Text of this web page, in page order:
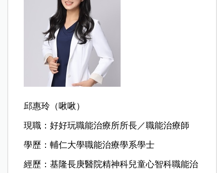
邱惠玲（啾啾）
現職：好好玩職能治療所所長／職能治療師
學歷：輔仁大學職能治療學系學士
經歷：基隆長庚醫院精神科兒童心智科職能治